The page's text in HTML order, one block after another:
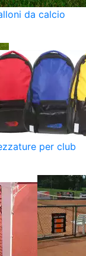
da calcio
per club